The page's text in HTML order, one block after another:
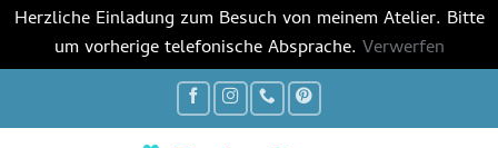
Herzliche Einladung zum Besuch von meinem Atelier. Bitte
um vorherige telefonische Absprache. Verwerfen